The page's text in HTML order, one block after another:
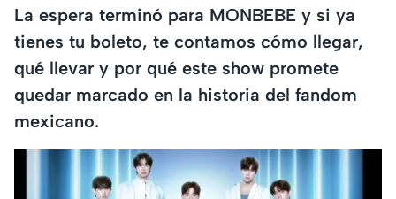
La espera terminó para MONBEBE y si ya
tienes tu boleto, te contamos cómo llegar,
qué llevar y por qué este show promete
quedar marcado en la historia del fandom
mexicano.